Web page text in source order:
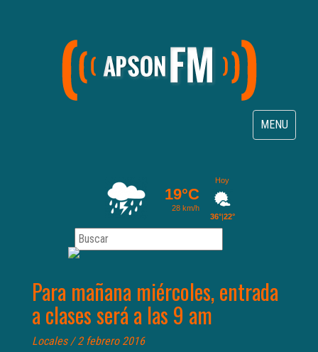
Toggle
navigation
MENU
Para mañana miércoles, entrada
a clases será a las 9 am
Locales/ 2 febrero 2016